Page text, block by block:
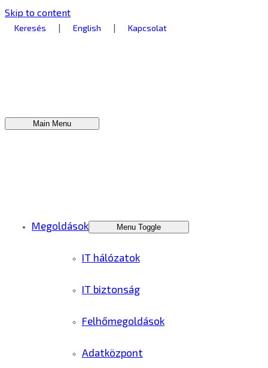
Skip to content
Keresés | English | Kapcsolat
Main Menu
Megoldások Menu Toggle
IT hálózatok
IT biztonság
Felhőmegoldások
Adatközpont